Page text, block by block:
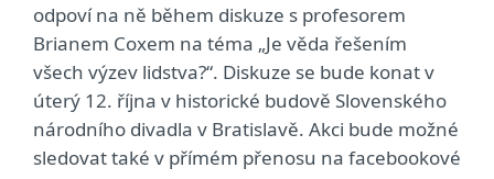
odpoví na ně během diskuze s profesorem
Brianem Coxem na téma „Je věda řešením
všech výzev lidstva?“. Diskuze se bude konat v
úterý 12. října v historické budově Slovenského
národního divadla v Bratislavě. Akci bude možné
sledovat také v přímém přenosu na facebookové